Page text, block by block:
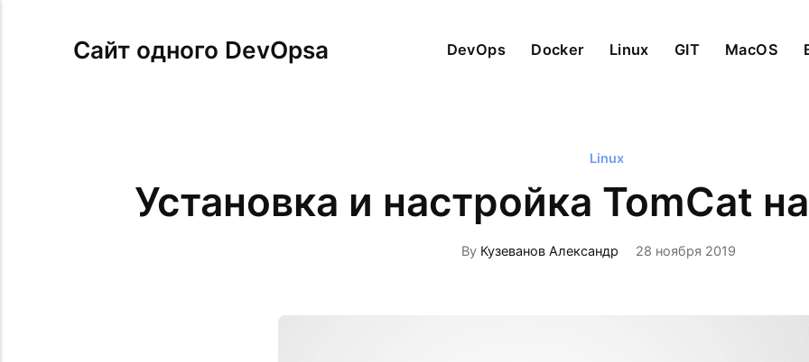
Сайт одного DevOpsa DevOps Docker Linux GIT MacOS
Linux
Установка и настройка TomCat
By Кузеванов Александр 28 ноября 2019